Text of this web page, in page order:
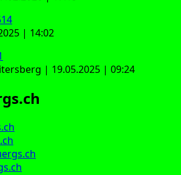
| 14:02
| 19.05.2025 | 09:24